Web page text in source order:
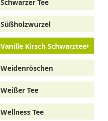
Schwarzer Tee
Süßholzwurzel
Vanille Kirsch Schwarztee
Weidenröschen
Weißer Tee
Wellness Tee